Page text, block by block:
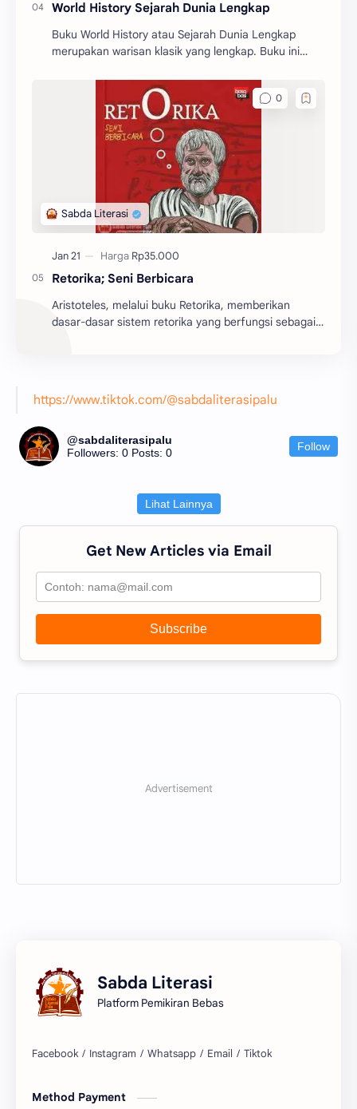
World History Sejarah Dunia Lengkap
Buku World History atau Sejarah Dunia Lengkap
merupakan warisan klasik yang lengkap. Buku ini
sejarah dunia.
Retorika; Seni Berbicara
Aristoteles, melalui buku Retorika, memberikan
dasar-dasar sistem retorika yang berfungsi sebagai
https://www.tiktok.com/@sabdaliterasipalu
@sabdaliterasipalu
Followers: 0 Posts: 0 Follow
Lihat Lainnya
Get New Articles via Email
Subscribe
Sabda Literasi
Platform Pemikiran Bebas
Facebook Instagram Whatsapp Email Tiktok
Method Payment